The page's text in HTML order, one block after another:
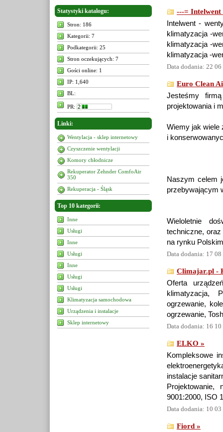
Statystyki katalogu:
Stron: 186
Kategorii: 7
Podkategorii: 25
Stron oczekujących: 7
Gości online: 1
IP: 1,640
BL:
PR:
Linki:
Wentylacja - sklep internetowy
Czyszczenie wentylacji
Komory chłodnicze
Rekuperator Zehnder ComfoAir
350
Rekuperacja - Śląsk
Top 10 kategorii:
Inne
Usługi
Inne
Usługi
Inne
Usługi
Usługi
Klimatyzacja samochodowa
Urządzenia i instalacje
Sklep internetowy
---=
Intelwent -
klimatyzacja -
klimatyzacja -
klimatyzacja -
Data dodania: 22
Euro Clean
Jesteśmy
projektowania i
Wiemy jak wiele
i
Naszym celem
przebywającym
Wieloletnie
techniczne,
na rynku
Data dodania: 17
Climajar.pl -
Oferta
klimatyzacja,
ogrzewanie,
ogrzewanie,
Data dodania: 16
ELKO »
Kompleksowe
instalacje
Projektowanie,
9001:2000, ISO
Data dodania: 10
Fiord »